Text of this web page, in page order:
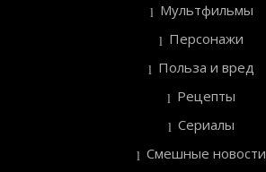
Мультфильмы
Персонажи
Польза и вред
Рецепты
Сериалы
Смешные новости